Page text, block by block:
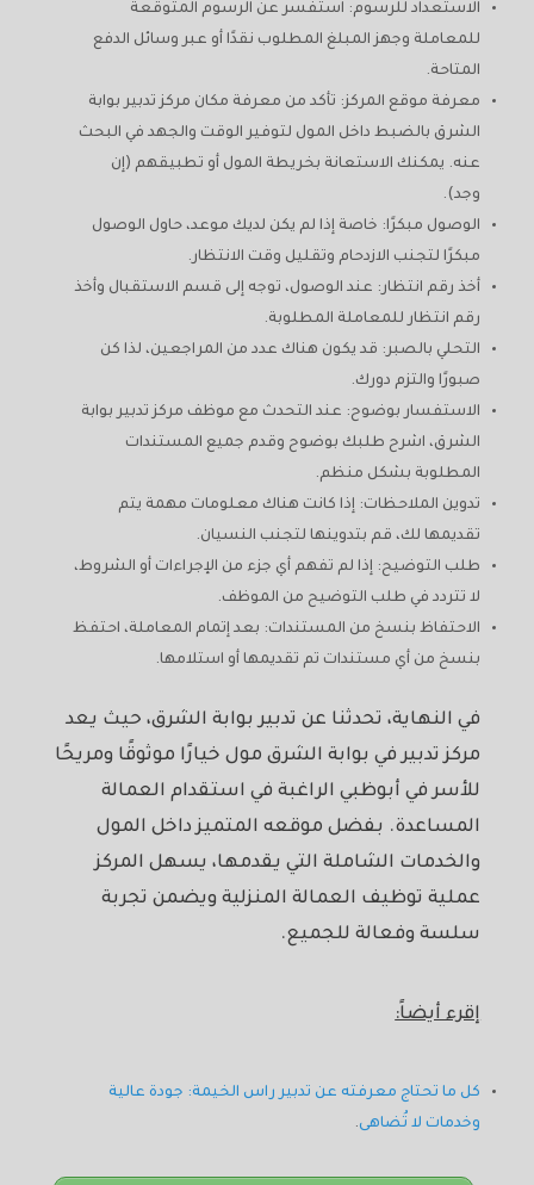
الاستعداد للرسوم: استفسر عن الرسوم المتوقعة
للمعاملة وجهز المبلغ المطلوب نقدًا أو عبر وسائل الدفع
المتاحة.
معرفة موقع المركز: تأكد من معرفة مكان مركز تدبير بوابة
الشرق بالضبط داخل المول لتوفير الوقت والجهد في البحث
عنه. يمكنك الاستعانة بخريطة المول أو تطبيقهم (إن
وجد).
الوصول مبكرًا: خاصة إذا لم يكن لديك موعد، حاول الوصول
مبكرًا لتجنب الازدحام وتقليل وقت الانتظار.
أخذ رقم انتظار: عند الوصول، توجه إلى قسم الاستقبال وأخذ
رقم انتظار للمعاملة المطلوبة.
التحلي بالصبر: قد يكون هناك عدد من المراجعين، لذا كن
صبورًا والتزم دورك.
الاستفسار بوضوح: عند التحدث مع موظف مركز تدبير بوابة
الشرق، اشرح طلبك بوضوح وقدم جميع المستندات
المطلوبة بشكل منظم.
تدوين الملاحظات: إذا كانت هناك معلومات مهمة يتم
تقديمها لك، قم بتدوينها لتجنب النسيان.
طلب التوضيح: إذا لم تفهم أي جزء من الإجراءات أو الشروط،
لا تتردد في طلب التوضيح من الموظف.
الاحتفاظ بنسخ من المستندات: بعد إتمام المعاملة، احتفظ
بنسخ من أي مستندات تم تقديمها أو استلامها.
في النهاية، تحدثنا عن تدبير بوابة الشرق، حيث يعد
مركز تدبير في بوابة الشرق مول خيارًا موثوقًا ومريحًا
للأسر في أبوظبي الراغبة في استقدام العمالة
المساعدة. بفضل موقعه المتميز داخل المول
والخدمات الشاملة التي يقدمها، يسهل المركز
عملية توظيف العمالة المنزلية ويضمن تجربة
سلسة وفعالة للجميع.
إقرء أيضاً:
كل ما تحتاج معرفته عن تدبير راس الخيمة: جودة عالية
وخدمات لا تُضاهى.